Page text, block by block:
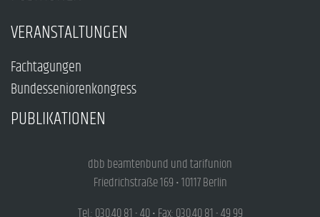
VERANSTALTUNGEN
Fachtagungen
Bundesseniorenkongress
PUBLIKATIONEN
dbb beamtenbund und tarifunion
Friedrichstraße 169 • 10117 Berlin